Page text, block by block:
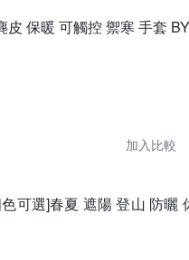
保暖 可觸控 禦寒 手套
加入比較
可選]春夏 遮陽 登山 防曬